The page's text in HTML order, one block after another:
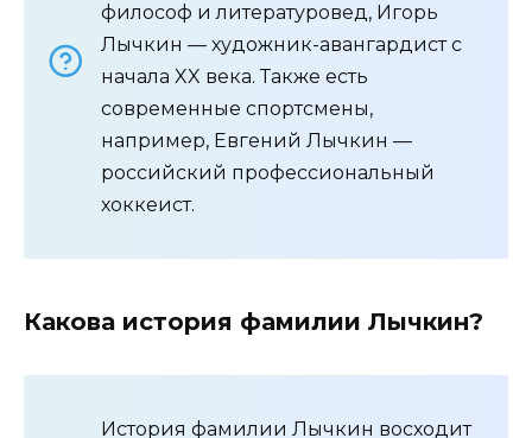
философ и литературовед, Игорь
Лычкин — художник-авангардист с
начала XX века. Также есть
современные спортсмены,
например, Евгений Лычкин —
российский профессиональный
хоккеист.
Какова история фамилии Лычкин?
История фамилии Лычкин восходит